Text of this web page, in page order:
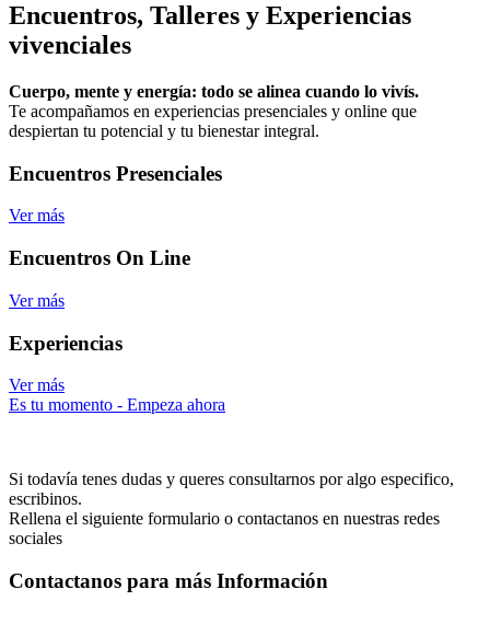
Encuentros, Talleres y Experiencias
vivenciales
Cuerpo, mente y energía: todo se alinea cuando lo vivís.
Te acompañamos en experiencias presenciales y online que
despiertan tu potencial y tu bienestar integral.
Encuentros Presenciales
Ver más
Encuentros On Line
Ver más
Experiencias
Ver más
Es tu momento - Empeza ahora
Si todavía tenes dudas y queres consultarnos por algo especifico,
escribinos.
Rellena el siguiente formulario o contactanos en nuestras redes
sociales
Contactanos para más Información